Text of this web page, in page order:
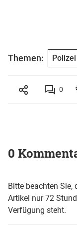
Themen: Polizei
0
0
Bitte beachten
Artikel nur 72
Verfügung steht.